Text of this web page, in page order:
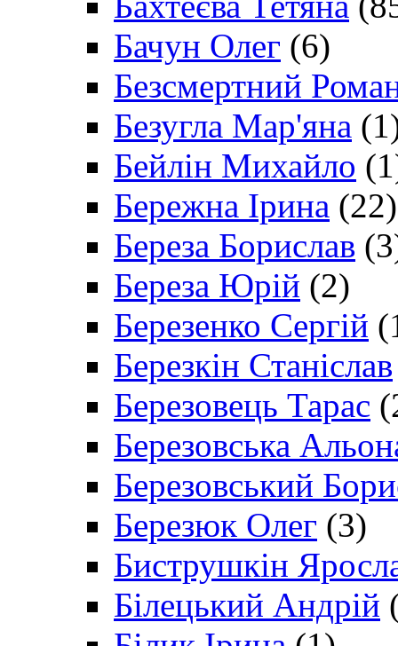
Бачун Олег (6)
Безсмертний
Безугла Мар'яна
Бейлін Михайло
Бережна Ірина (22)
Береза Борислав
Береза Юрій (2)
Березенко Сергій
Березкін Станіслав
Березовець Тарас
Березовська
Березовський
Березюк Олег (3)
Биструшкін
Білецький Андрій